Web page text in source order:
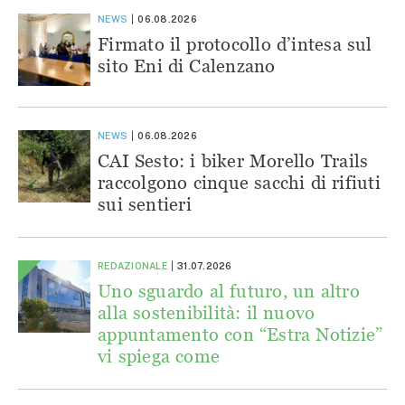
NEWS 06.08.2026
Firmato il protocollo d’intesa sul
sito Eni di Calenzano
NEWS 06.08.2026
CAI Sesto: i biker Morello Trails
raccolgono cinque sacchi di rifiuti
sui sentieri
REDAZIONALE 31.07.2026
Uno sguardo al futuro, un altro
alla sostenibilità: il nuovo
appuntamento con “Estra Notizie”
vi spiega come